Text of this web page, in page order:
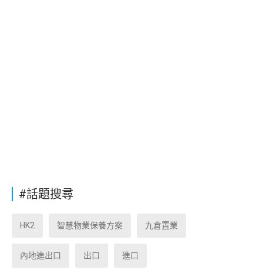
#話題搜尋
HK2 智慧物業保養方案 九倉置業
內地進出口 出口 進口